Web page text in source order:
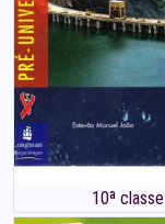
10ª classe